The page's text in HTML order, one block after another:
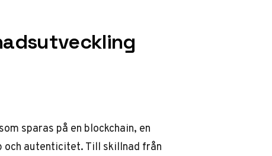
sparas på en blockchain, en
och autenticitet. Till skillnad från